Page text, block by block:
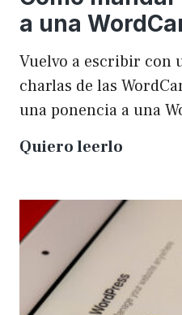
a una
Vuelvo a escribir con
charlas de las
una ponencia a una
Quiero leerlo
una
una